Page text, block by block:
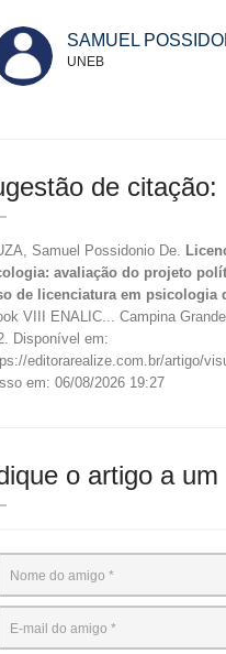
SAMUEL
UNEB
de citação:
Samuel Possidonio De.
avaliação do projeto
de licenciatura em psicologia
VIII ENALIC... Campina
Disponível em:
editorarealize.com.br/artigo/
em: 06/08/2026 19:27
o artigo a um